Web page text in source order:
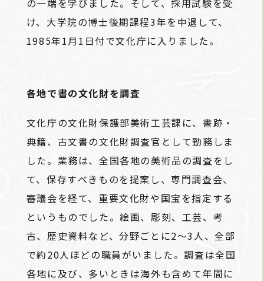
け、大学院の博士後期課程3年を中退して、
1985年1月1日付で文化庁に入りました。
各地で書の文化財を調査
文化庁の文化財保護部美術工芸課に、書跡・
典籍、古文書の文化財調査官として勤務しま
した。業務は、全国各地の美術品の調査をし
て、保存すべきものを提案し、専門調査会、
審議会を経て、重要文化財や国宝を指定する
というものでした。絵画、彫刻、工芸、考
古、歴史資料など、分野ごとに2～3人、全部
で約20人ほどの職員がいました。調査は全国
各地に及び、多いときは海外も含めて年間に